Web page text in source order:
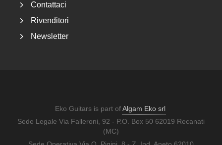
Contattaci
Rivenditori
Newsletter
Eko Guitars is part ofAlgam Eko srl
Sede Legale Via Falleroni, 92 - P.O. Box 50 62019 Recanati
(MC)